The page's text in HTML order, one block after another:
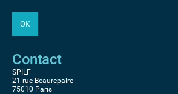
Contact
SPILF
21 rue Beaurepaire
75010 Paris